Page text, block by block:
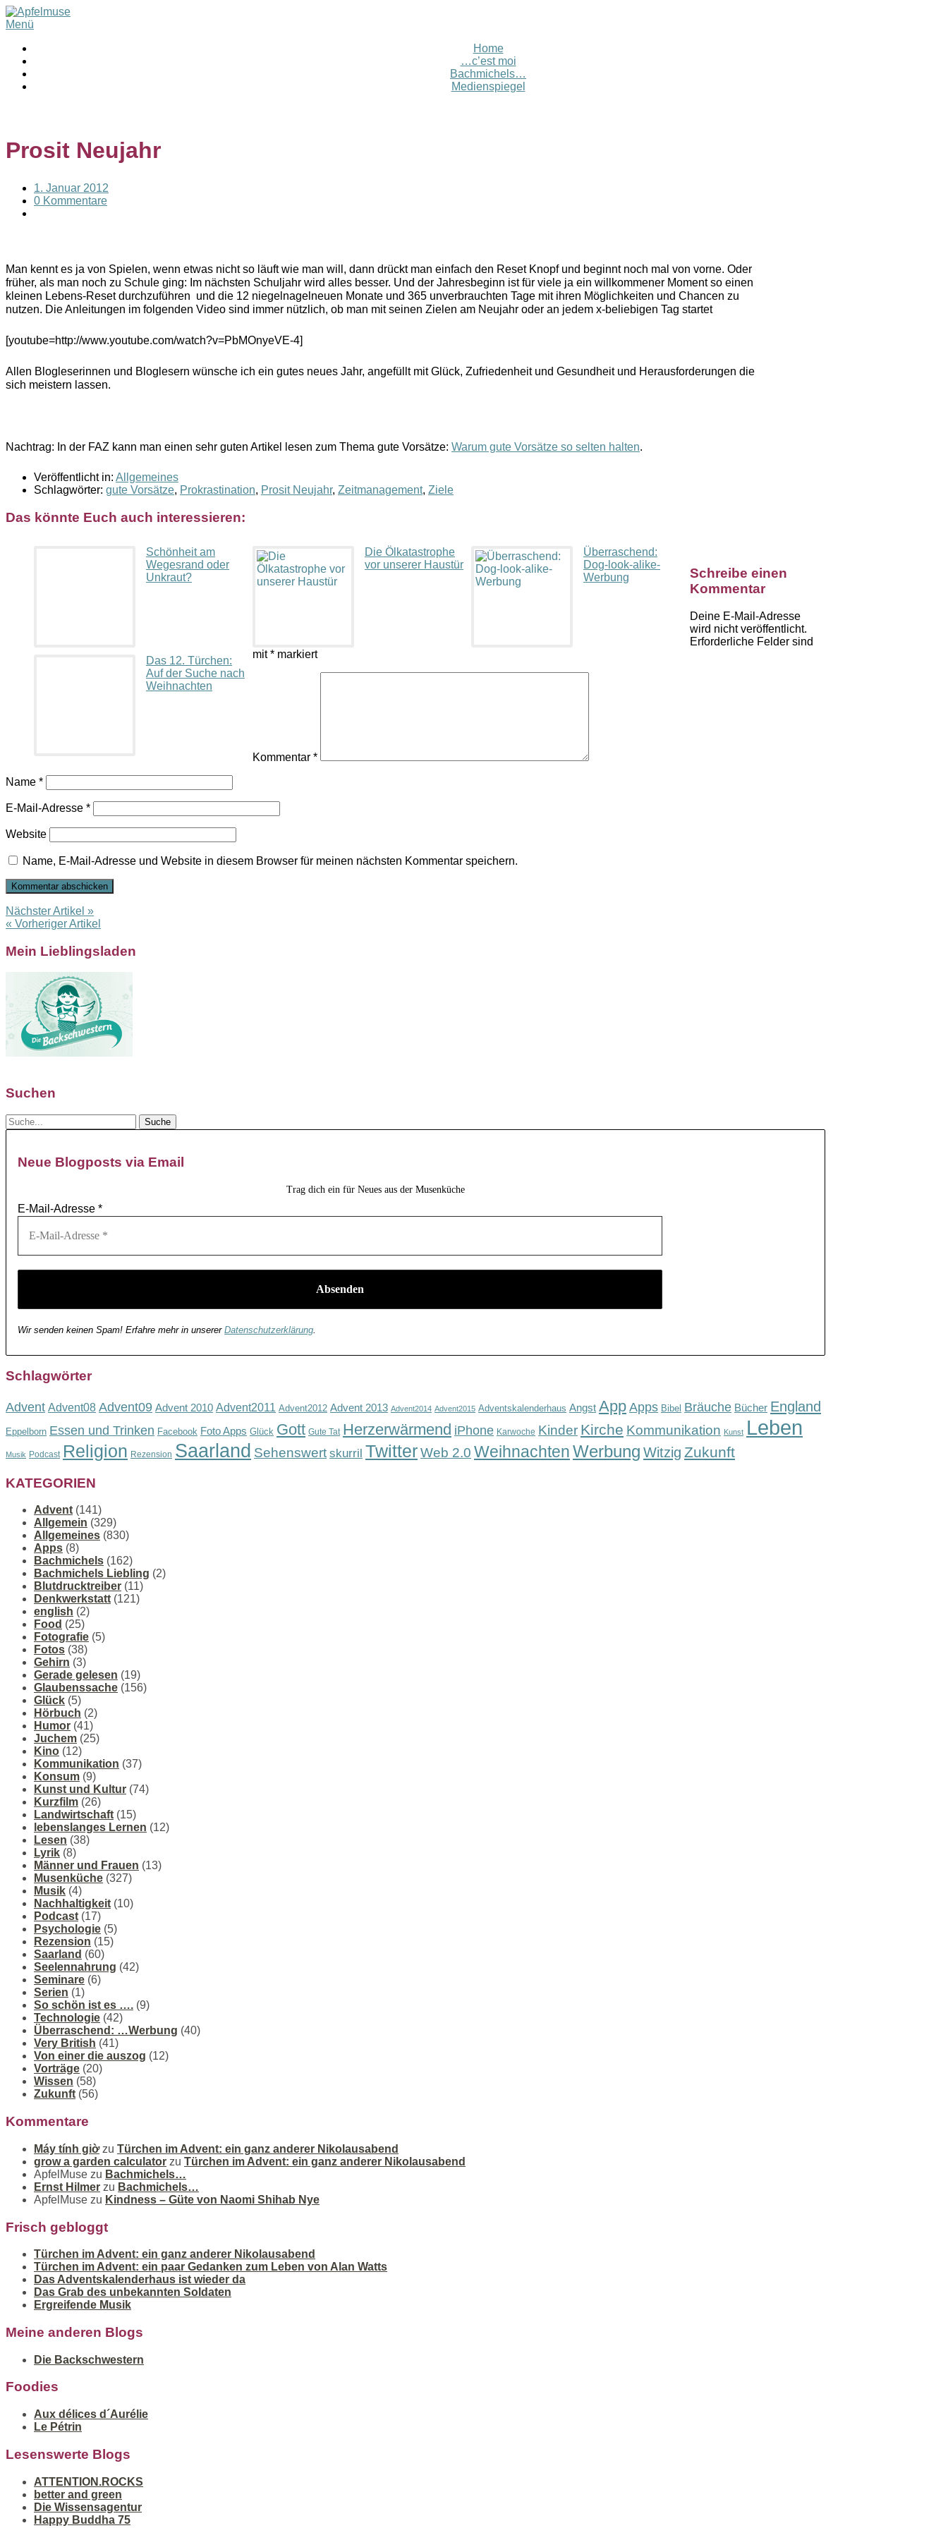
Menü
Home
…c’est moi
Bachmichels…
Medienspiegel
Prosit Neujahr
1. Januar 2012
0 Kommentare
Man kennt es ja von Spielen, wenn etwas nicht so läuft wie man will, dann drückt man einfach den Reset Knopf und beginnt noch mal von vorne. Oder
früher, als man noch zu Schule ging: Im nächsten Schuljahr wird alles besser. Und der Jahresbeginn ist für viele ja ein willkommener Moment so einen
kleinen Lebens-Reset durchzuführen und die 12 niegelnagelneuen Monate und 365 unverbrauchten Tage mit ihren Möglichkeiten und Chancen zu
nutzen. Die Anleitungen im folgenden Video sind immer nützlich, ob man mit seinen Zielen am Neujahr oder an jedem x-beliebigen Tag startet
[youtube=http://www.youtube.com/watch?v=PbMOnyeVE-4]
Allen Blogleserinnen und Bloglesern wünsche ich ein gutes neues Jahr, angefüllt mit Glück, Zufriedenheit und Gesundheit und Herausforderungen die
sich meistern lassen.
Nachtrag: In der FAZ kann man einen sehr guten Artikel lesen zum Thema gute Vorsätze: Warum gute Vorsätze so selten halten.
Veröffentlicht in: Allgemeines
Schlagwörter: gute Vorsätze, Prokrastination, Prosit Neujahr, Zeitmanagement, Ziele
Das könnte Euch auch interessieren:
Schönheit am
Wegesrand oder
Unkraut?
Die Ölkatastrophe
vor unserer Haustür
Überraschend:
Dog-look-alike-
Werbung
Das 12. Türchen:
Auf der Suche nach
Weihnachten
Schreibe einen
Kommentar
Deine E-Mail-Adresse
wird nicht veröffentlicht.
Erforderliche Felder sind
mit* markiert
Kommentar *
Name *
E-Mail-Adresse *
Website
Name, E-Mail-Adresse und Website in diesem Browser für meinen nächsten Kommentar speichern.
Nächster Artikel »
« Vorheriger Artikel
Mein Lieblingsladen
Suchen
Neue Blogposts via Email
Trag dich ein für Neues aus der Musenküche
E-Mail-Adresse *
Wir senden keinen Spam! Erfahre mehr in unserer Datenschutzerklärung
Schlagwörter
Advent Advent08 Advent09 Advent 2010 Advent2011 Advent2012 Advent 2013 Advent2014 Advent2015 Adventskalenderhaus Angst App Apps Bibel Bräuche Bücher England
Eppelborn Essen und Trinken Facebook Foto Apps Glück Gott Gute Tat Herzerwärmend iPhone Karwoche Kinder Kirche Kommunikation Kunst Leben
Musik Podcast Religion Rezension Saarland Sehenswert skurril TwitterWeb 2.0 WeihnachtenWerbung Witzig Zukunft
KATEGORIEN
Advent (141)
Allgemein (329)
Allgemeines (830)
Apps (8)
Bachmichels (162)
Bachmichels Liebling (2)
Blutdrucktreiber (11)
Denkwerkstatt (121)
english (2)
Food (25)
Fotografie (5)
Fotos (38)
Gehirn (3)
Gerade gelesen (19)
Glaubenssache (156)
Glück (5)
Hörbuch (2)
Humor (41)
Juchem (25)
Kino (12)
Kommunikation (37)
Konsum (9)
Kunst und Kultur (74)
Kurzfilm (26)
Landwirtschaft (15)
lebenslanges Lernen (12)
Lesen (38)
Lyrik (8)
Männer und Frauen (13)
Musenküche (327)
Musik (4)
Nachhaltigkeit (10)
Podcast (17)
Psychologie (5)
Rezension (15)
Saarland (60)
Seelennahrung (42)
Seminare (6)
Serien (1)
So schön ist es …. (9)
Technologie (42)
Überraschend: …Werbung (40)
Very British (41)
Von einer die auszog (12)
Vorträge (20)
Wissen (58)
Zukunft (56)
Kommentare
Máy tính giờzu Türchen im Advent: ein ganz anderer Nikolausabend
grow a garden calculator zu Türchen im Advent: ein ganz anderer Nikolausabend
ApfelMuse zu Bachmichels…
Ernst Hilmer zu Bachmichels…
ApfelMuse zu Kindness – Güte von Naomi Shihab Nye
Frisch gebloggt
Türchen im Advent: ein ganz anderer Nikolausabend
Türchen im Advent: ein paar Gedanken zum Leben von Alan Watts
Das Adventskalenderhaus ist wieder da
Das Grab des unbekannten Soldaten
Ergreifende Musik
Meine anderen Blogs
Die Backschwestern
Foodies
Aux délices d´Aurélie
Le Pétrin
Lesenswerte Blogs
ATTENTION.ROCKS
better and green
Die Wissensagentur
Happy Buddha 75